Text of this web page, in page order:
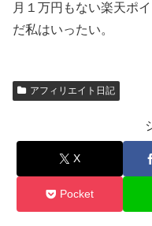
月１万円もない楽天ポ
だ私はいったい。
アフィリエイト日記
X
Pocket